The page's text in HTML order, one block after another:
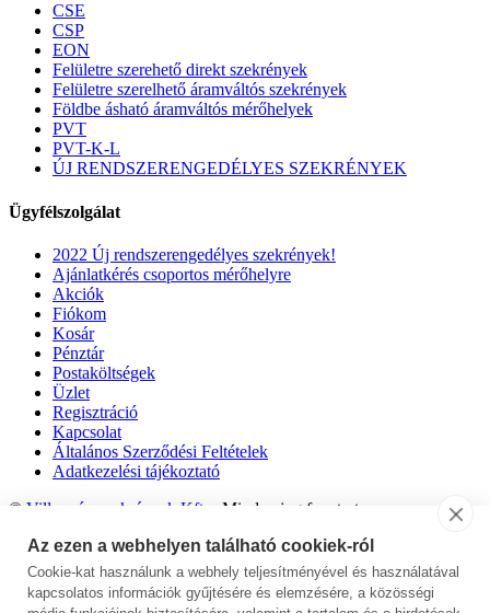
CSE
CSP
EON
Felületre szerehető direkt szekrények
Felületre szerelhető áramváltós szekrények
Földbe ásható áramváltós mérőhelyek
PVT
PVT-K-L
ÚJ RENDSZERENGEDÉLYES SZEKRÉNYEK
Ügyfélszolgálat
2022 Új rendszerengedélyes szekrények!
Ajánlatkérés csoportos mérőhelyre
Akciók
Fiókom
Kosár
Pénztár
Postaköltségek
Üzlet
Regisztráció
Kapcsolat
Általános Szerződési Feltételek
Adatkezelési tájékoztató
© Villanyóraszekrények Kft. - Minden jog fenntartva.
Az ezen a webhelyen található cookiek-ról
Cookie-kat használunk a webhely teljesítményével és használatával
kapcsolatos információk gyűjtésére és elemzésére, a közösségi